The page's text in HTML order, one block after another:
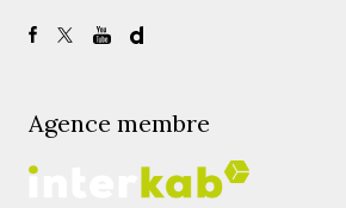
Agence membre